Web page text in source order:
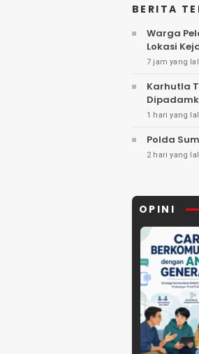
BERITA
Warga
Lokasi
7 jam yang
Karhutla
1 hari yang
Polda
2 hari yang
OPINI